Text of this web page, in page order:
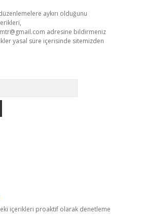
aykırı olduğunu
adresine bildirmeniz
yasal süre içerisinde sitemizden
içerikleri proaktif olarak denetleme